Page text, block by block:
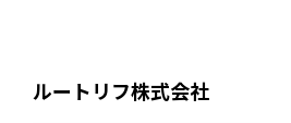
ルートリフ株式会社